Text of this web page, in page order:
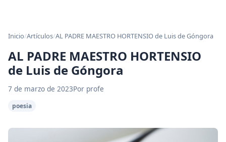
Inicio/Artículos/AL PADRE MAESTRO HORTENSIO de Luis de Góngora
AL PADRE MAESTRO HORTENSIO
de Luis de Góngora
7 de marzo de 2023Por profe
poesia